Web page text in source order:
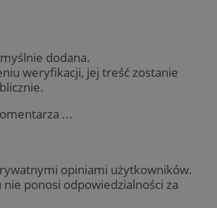
dodana.
weryfikacji, jej treść zostanie
...
opiniami użytkowników.
ponosi odpowiedzialności za